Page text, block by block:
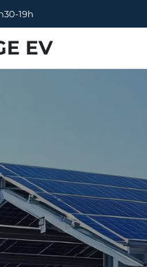
19h
EV